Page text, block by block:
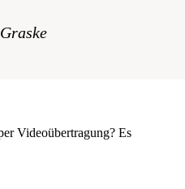
Videoübertragung? Es